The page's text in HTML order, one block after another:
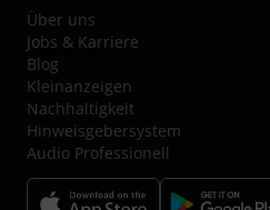
Über uns
Jobs & Karriere
Blog
Kleinanzeigen
Nachhaltigkeit
Hinweisgebersystem
Audio Professionell